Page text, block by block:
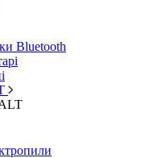
Bluetooth